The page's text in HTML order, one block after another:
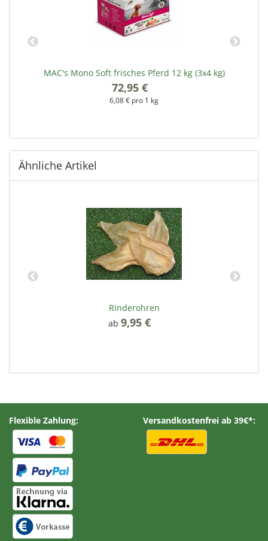
MAC's Mono Soft frisches Pferd 12 kg (3x4 kg)
72,95 €
6,08 € pro 1 kg
Ähnliche Artikel
Rinderohren
ab 9,95 €
Flexible Zahlung: Versandkostenfrei ab 39€*: